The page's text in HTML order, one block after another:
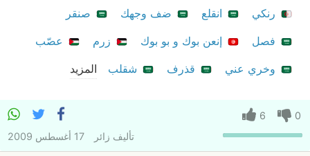
رنكي
انقلع ضف وجهك
صنقر
فصل
إنعن بوك و بو بوك زرم
عصّب
وخري عني
قذرف شقلب المزيد
0
6
تأليف زائر 17 أغسطس 2009